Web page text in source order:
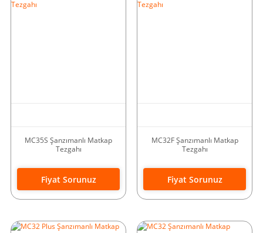
MC35S Şanzımanlı Matkap
Tezgahı
Fiyat Sorunuz
MC32F Şanzımanlı Matkap
Tezgahı
Fiyat Sorunuz